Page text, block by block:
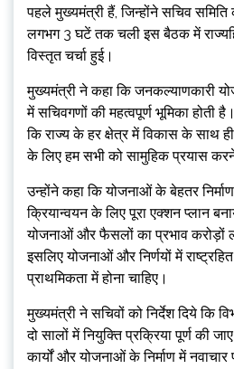
पहले मुख्यमंत्री हैं, जिन्होंने सचिव
लगभग 3 घटें तक चली इस बैठक में
विस्तृत चर्चा हुई।
मुख्यमंत्री ने कहा कि जनकल्याणकारी
में सचिवगणों की महत्वपूर्ण भूमिका होती
कि राज्य के हर क्षेत्र में विकास के साथ
के लिए हम सभी को सामुहिक प्रयास
उन्होंने कहा कि योजनाओं के बेहतर
क्रियान्वयन के लिए पूरा एक्शन प्लान
योजनाओं और फैसलों का प्रभाव करोड़ों
इसलिए योजनाओं और निर्णयों में
प्राथमिकता में होना चाहिए।
मुख्यमंत्री ने सचिवों को निर्देश दिये कि
दो सालों में नियुक्ति प्रक्रिया पूर्ण की
कार्यों और योजनाओं के निर्माण में